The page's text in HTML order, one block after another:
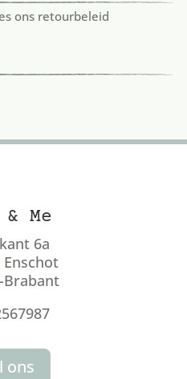
ons retourbeleid
Me
6a
ons